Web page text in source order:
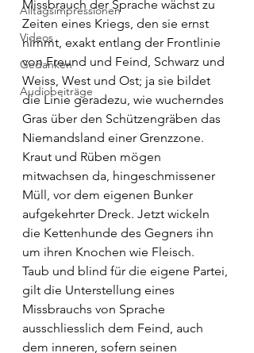
Alltagsimpressionen
Videos
Gedanken
Audiobeiträge
Missbrauch der Sprache wächst zu
Zeiten eines Kriegs, den sie ernst
nimmt, exakt entlang der Frontlinie
von Freund und Feind, Schwarz und
Weiss, West und Ost; ja sie bildet
die Linie geradezu, wie wucherndes
Gras über den Schützengräben das
Niemandsland einer Grenzzone.
Kraut und Rüben mögen
mitwachsen da, hingeschmissener
Müll, vor dem eigenen Bunker
aufgekehrter Dreck. Jetzt wickeln
die Kettenhunde des Gegners ihn
um ihren Knochen wie Fleisch.
Taub und blind für die eigene Partei,
gilt die Unterstellung eines
Missbrauchs von Sprache
ausschliesslich dem Feind, auch
dem inneren, sofern seinen